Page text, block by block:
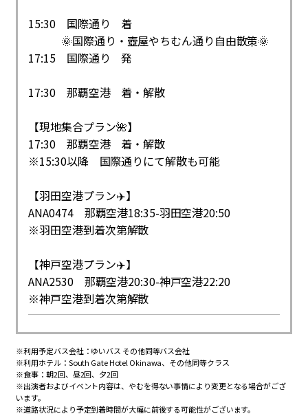
15:30 国際通り 着
🌞国際通り・壺屋やちむん通り自由散策🌞
17:15 国際通り 発
17:30 那覇空港 着・解散
【現地集合プラン🌺】
17:30 那覇空港 着・解散
※15:30以降 国際通りにて解散も可能
【羽田空港プラン✈️】
ANA0474 那覇空港18:35-羽田空港20:50
※羽田空港到着次第解散
【神戸空港プラン✈️】
ANA2530 那覇空港20:30-神戸空港22:20
※神戸空港到着次第解散
※利用予定バス会社：ゆいバス その他同等バス会社
※利用ホテル：South Gate Hotel Okinawa、その他同等クラス
※食事：朝2回、昼2回、夕2回
※出演者およびイベント内容は、やむを得ない事情により変更となる場合がござ
います。
※道路状況により予定到着時間が大幅に前後する可能性がございます。